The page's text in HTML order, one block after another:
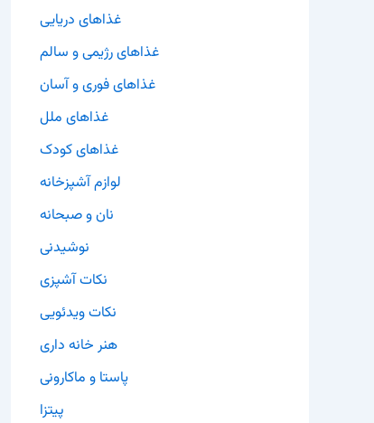
غذاهای دریایی
غذاهای رژیمی و سالم
غذاهای فوری و آسان
غذاهای ملل
غذاهای کودک
لوازم آشپزخانه
نان و صبحانه
نوشیدنی
نکات آشپزی
نکات ویدئویی
هنر خانه داری
پاستا و ماکارونی
پیتزا